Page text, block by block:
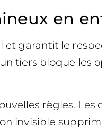
en
et garantit le
tiers bloque les
règles.
invisible